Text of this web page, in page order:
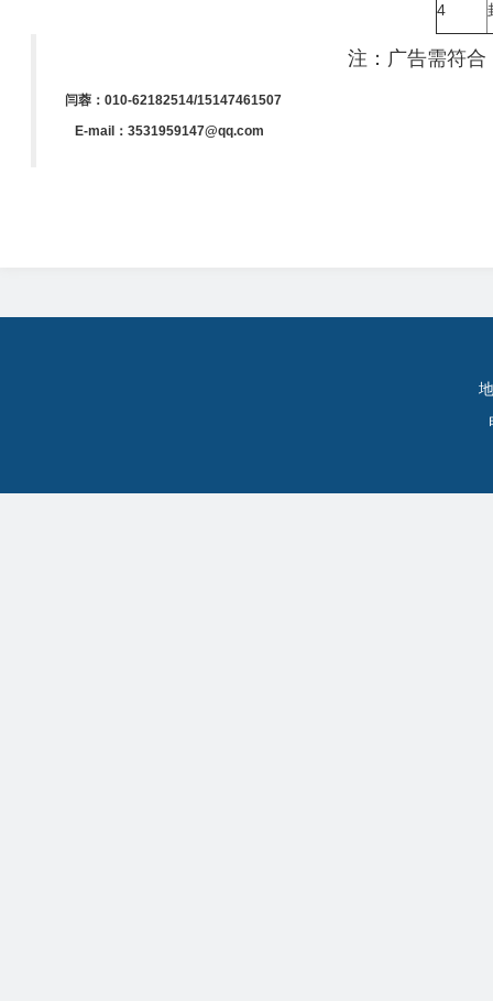
4
注：广告需符
闫蓉：010-62182514/15147461507
E-mail：3531959147@qq.com